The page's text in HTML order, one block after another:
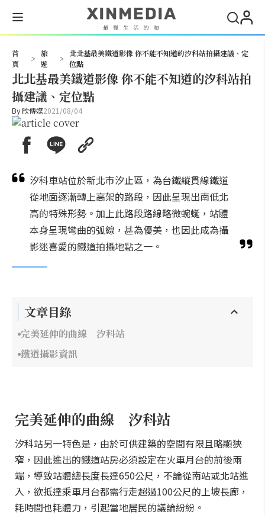
首
頁
>
旅
遊
>
北北基最美鐵道影像 你不能不知道的汐科站拍攝建議、定
位點
北北基最美鐵道影像 你不能不知道的汐科站拍
攝建議、定位點
By欣傳媒2021/08/04
汐科車站位於新北市汐止區，為台鐵縱貫線鐵道
從地面逐漸轉上高架的路段，因此呈現出南低北
高的特殊形勢。加上此路段路線略微蜿蜒，站體
本身呈現彎曲的弧線，甚為優美，也因此成為攝
影迷喜愛的鐵道拍攝地點之一。
文章目錄
完美延伸的曲線 汐科站
鐵道攝影資訊
完美延伸的曲線 汐科站
汐科站另一特色是，由於可供建築的空間有限且略顯狹
窄，因此進出的鐵道站房必須設定在火車月台的前後兩
端，導致站體總長度長達650公尺，不論從南站或北站進
入，欲抵達乘車月台都需行走超過100公尺的上坡長廊，
耗時間也耗體力，引起當地居民的議論紛紛。